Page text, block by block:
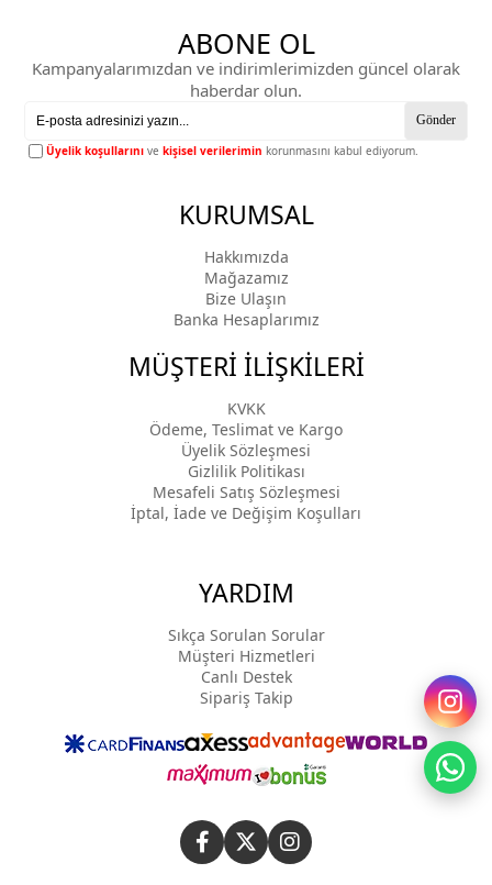
ABONE OL
Kampanyalarımızdan ve indirimlerimizden güncel olarak
haberdar olun.
Gönder
Üyelik koşullarını vekişisel verilerimin korunmasını kabul ediyorum.
KURUMSAL
Hakkımızda
Mağazamız
Bize Ulaşın
Banka Hesaplarımız
MÜŞTERİ İLİŞKİLERİ
KVKK
Ödeme, Teslimat ve Kargo
Üyelik Sözleşmesi
Gizlilik Politikası
Mesafeli Satış Sözleşmesi
İptal, İade ve Değişim Koşulları
YARDIM
Sıkça Sorulan Sorular
Müşteri Hizmetleri
Canlı Destek
Sipariş Takip